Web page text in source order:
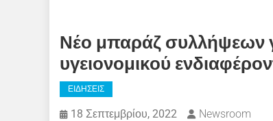
Νέο μπαράζ συλλήψεων
υγειονομικού
ΕΙΔΗΣΕΙΣ
18 Σεπτεμβρίου, 2022 Newsroom